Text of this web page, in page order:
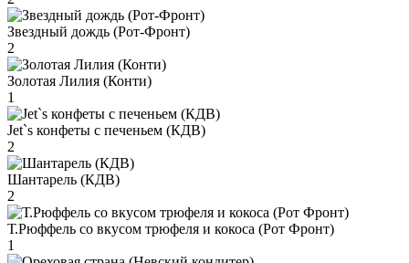
Звездный дождь (Рот-Фронт)
2
Золотая Лилия (Конти)
1
Jet`s конфеты с печеньем (КДВ)
2
Шантарель (КДВ)
2
Т.Рюффель со вкусом трюфеля и кокоса (Рот Фронт)
1